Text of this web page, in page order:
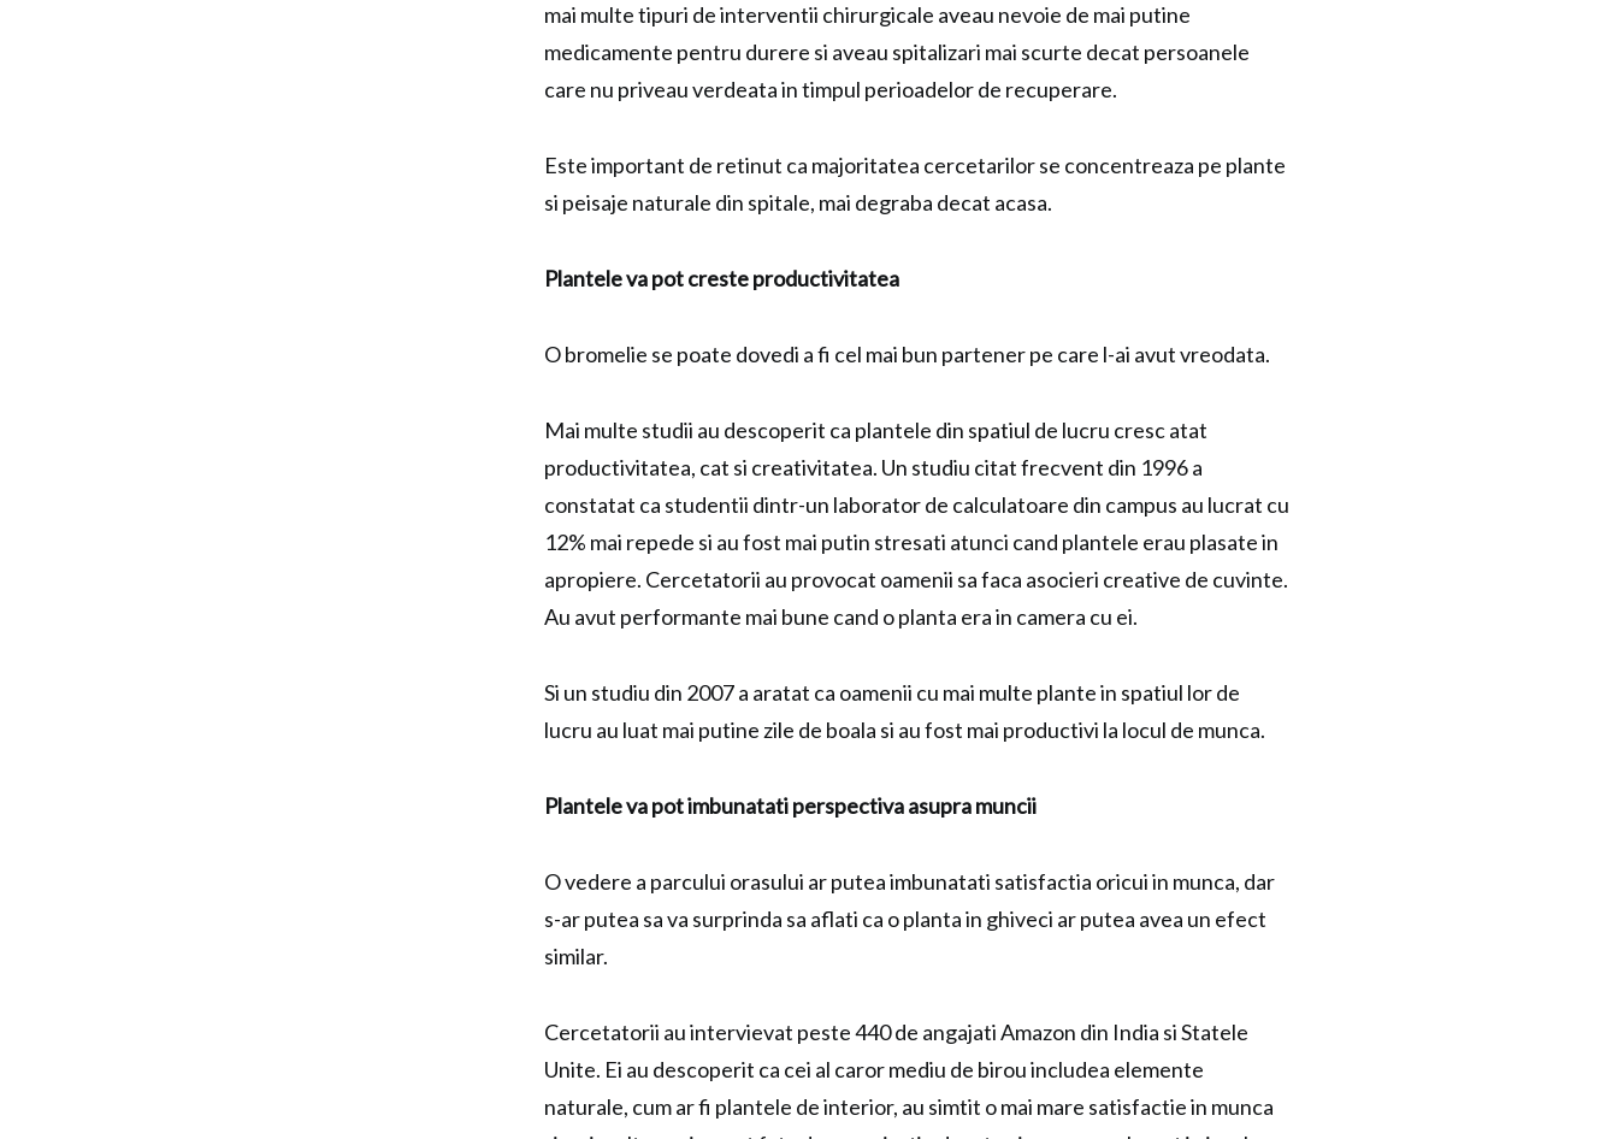
mai multe tipuri de interventii chirurgicale aveau nevoie de mai putine
medicamente pentru durere si aveau spitalizari mai scurte decat persoanele
care nu priveau verdeata in timpul perioadelor de recuperare.
Este important de retinut ca majoritatea cercetarilor se concentreaza pe plante
si peisaje naturale din spitale, mai degraba decat acasa.
Plantele va pot creste productivitatea
O bromelie se poate dovedi a fi cel mai bun partener pe care l-ai avut vreodata.
Mai multe studii au descoperit ca plantele din spatiul de lucru cresc atat
productivitatea, cat si creativitatea. Un studiu citat frecvent din 1996 a
constatat ca studentii dintr-un laborator de calculatoare din campus au lucrat cu
12% mai repede si au fost mai putin stresati atunci cand plantele erau plasate in
apropiere. Cercetatorii au provocat oamenii sa faca asocieri creative de cuvinte.
Au avut performante mai bune cand o planta era in camera cu ei.
Si un studiu din 2007 a aratat ca oamenii cu mai multe plante in spatiul lor de
lucru au luat mai putine zile de boala si au fost mai productivi la locul de munca.
Plantele va pot imbunatati perspectiva asupra muncii
O vedere a parcului orasului ar putea imbunatati satisfactia oricui in munca, dar
s-ar putea sa va surprinda sa aflati ca o planta in ghiveci ar putea avea un efect
similar.
Cercetatorii au intervievat peste 440 de angajati Amazon din India si Statele
Unite. Ei au descoperit ca cei al caror mediu de birou includea elemente
naturale, cum ar fi plantele de interior, au simtit o mai mare satisfactie in munca